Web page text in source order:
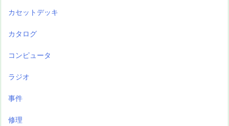
カセットデッキ
カタログ
コンピュータ
ラジオ
事件
修理